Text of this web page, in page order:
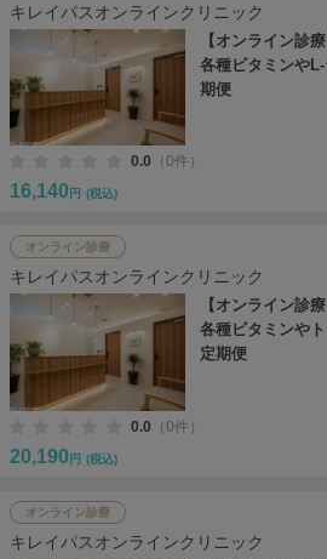
キレイパスオンラインクリニック
【オンライン診
各種ビタミンや
期便
0.0 （0件）
16,140 円 (税込)
オンライン診療
キレイパスオンラインクリニック
【オンライン診
各種ビタミンや
定期便
0.0 （0件）
20,190 円 (税込)
オンライン診療
キレイパスオンラインクリニック